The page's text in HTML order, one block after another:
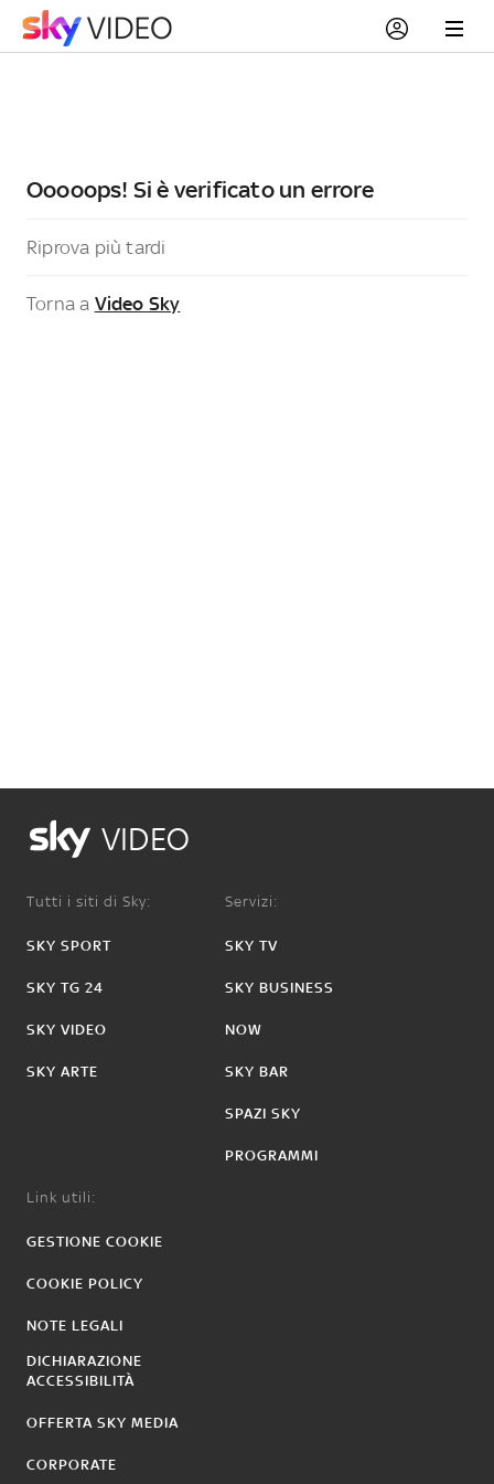
Ooooops! Si è verificato un errore
Riprova più tardi
Torna a Video Sky
VIDEO
Tutti i siti di Sky:
SKY SPORT
SKY TG 24
SKY VIDEO
SKY ARTE
Servizi:
SKY TV
SKY BUSINESS
NOW
SKY BAR
SPAZI SKY
PROGRAMMI
Link utili:
GESTIONE COOKIE
COOKIE POLICY
NOTE LEGALI
DICHIARAZIONE
ACCESSIBILITÀ
OFFERTA SKY MEDIA
CORPORATE